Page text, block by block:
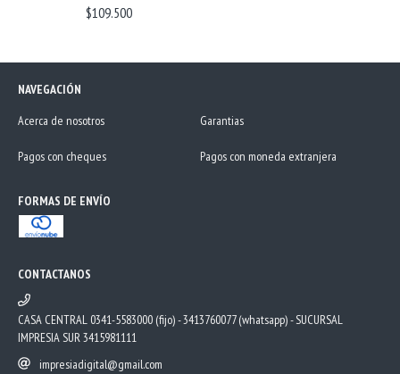
$109.500
NAVEGACIÓN
Acerca de nosotros
Garantias
Pagos con cheques Pagos con moneda extranjera
FORMAS DE ENVÍO
CONTACTANOS
CASA CENTRAL 0341-5583000 (fijo) - 3413760077 (whatsapp) - SUCURSAL
IMPRESIA SUR 3415981111
impresiadigital@gmail.com